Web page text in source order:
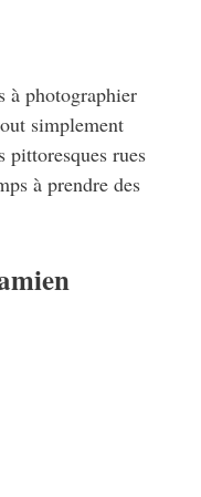
à photographier
simplement
pittoresques rues
à prendre des